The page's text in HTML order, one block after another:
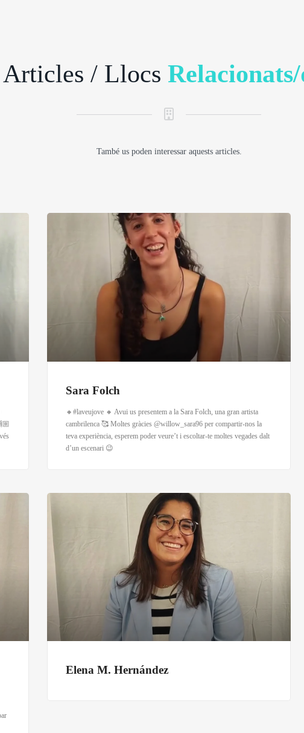
Articles / Llocs Relacionats/
També us poden interessar aquests articles.
Sara Folch
🔸#laveujove 🔸 Avui us presentem a la Sara Folch, una gran artista
cambrilenca 🥰 Moltes gràcies @willow_sara96 per compartir-nos la
teva experiència, esperem poder veure’t i escoltar-te moltes vegades dalt
d’un escenari 😉
Elena M. Hernández